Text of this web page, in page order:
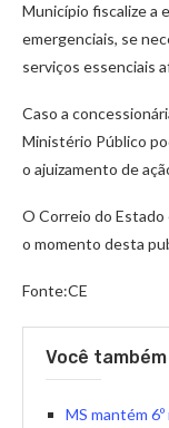
Município fiscalize a
emergenciais, se
serviços essenciais
Caso a
Ministério Público
o ajuizamento de
O Correio do
o momento desta
Fonte:CE
Você
MS mantém